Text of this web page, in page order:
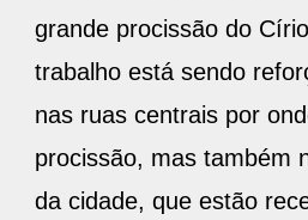
grande procissão do
trabalho está sendo
nas ruas centrais por
procissão, mas também
da cidade, que estão